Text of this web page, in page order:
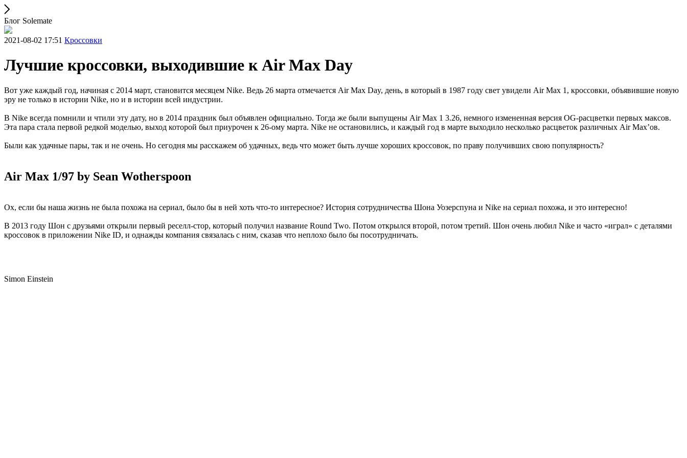
Блог Solemate
2021-08-02 17:51 Кроссовки
Лучшие кроссовки, выходившие к Air Max Day
Вот уже каждый год, начиная с 2014 март, становится месяцем Nike. Ведь 26 марта отмечается Air Max Day, день, в который в 1987 году свет увидели Air Max 1, кроссовки, объявившие новую
эру не только в истории Nike, но и в истории всей индустрии.
В Nike всегда помнили и чтили эту дату, но в 2014 праздник был объявлен официально. Тогда же были выпущены Air Max 1 3.26, немного измененная версия OG-расцветки первых максов.
Эта пара стала первой редкой моделью, выход которой был приурочен к 26-ому марта. Nike не остановились, и каждый год в марте выходило несколько расцветок различных Air Max’ов.
Были как удачные пары, так и не очень. Но сегодня мы расскажем об удачных, ведь что может быть лучше хороших кроссовок, по праву получивших свою популярность?
Air Max 1/97 by Sean Wotherspoon
Ох, если бы наша жизнь не была похожа на сериал, было бы в ней хоть что-то интересное? История сотрудничества Шона Уозерспуна и Nike на сериал похожа, и это интересно!
В 2013 году Шон с друзьями открыли первый реселл-стор, который получил название Round Two. Потом открылся второй, потом третий. Шон очень любил Nike и часто «играл» с деталями
кроссовок в приложении Nike ID, и однажды компания связалась с ним, сказав что неплохо было бы посотрудничать.
Simon Einstein